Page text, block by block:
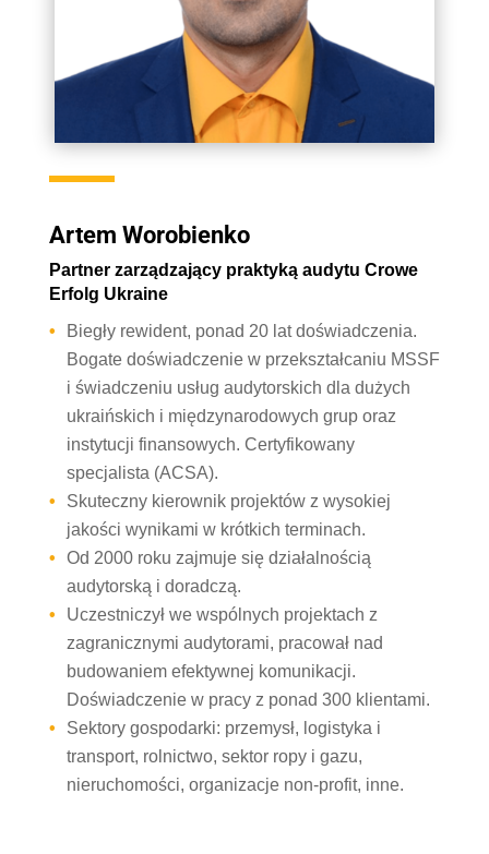
Artem Worobienko
Partner zarządzający praktyką audytu Crowe
Erfolg Ukraine
Biegły rewident, ponad 20 lat doświadczenia.
Bogate doświadczenie w przekształcaniu MSSF
i świadczeniu usług audytorskich dla dużych
ukraińskich i międzynarodowych grup oraz
instytucji finansowych. Certyfikowany
specjalista (ACSA).
Skuteczny kierownik projektów z wysokiej
jakości wynikami w krótkich terminach.
Od 2000 roku zajmuje się działalnością
audytorską i doradczą.
Uczestniczył we wspólnych projektach z
zagranicznymi audytorami, pracował nad
budowaniem efektywnej komunikacji.
Doświadczenie w pracy z ponad 300 klientami.
Sektory gospodarki: przemysł, logistyka i
transport, rolnictwo, sektor ropy i gazu,
nieruchomości, organizacje non-profit, inne.